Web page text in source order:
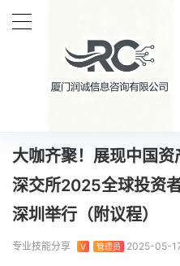
当前位置： 首页 实时要闻
大咖齐聚！展现中国资
深交所2025全球投资
深圳举行（附议程）
专业技能分享 V 管理员 2025-05-